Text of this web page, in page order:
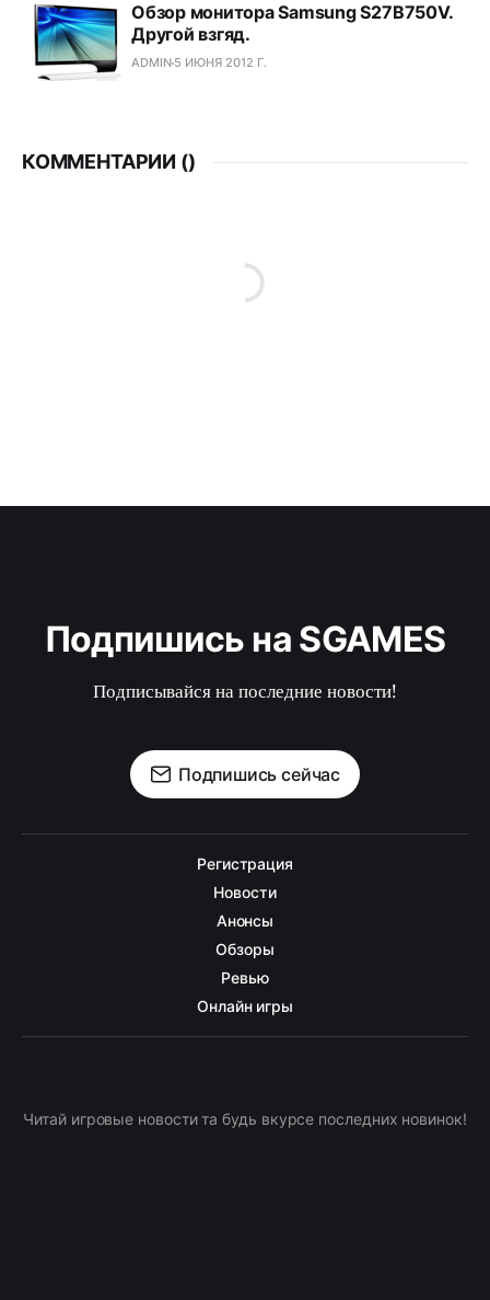
Обзор монитора Samsung S27B750V.
Другой взгяд.
ADMIN 5 ИЮНЯ 2012 Г.
КОММЕНТАРИИ ()
Подпишись на SGAMES
Подписывайся на последние новости!
Подпишись сейчас
Регистрация
Новости
Анонсы
Обзоры
Ревью
Онлайн игры
Читай игровые новости та будь вкурсе последних новинок!